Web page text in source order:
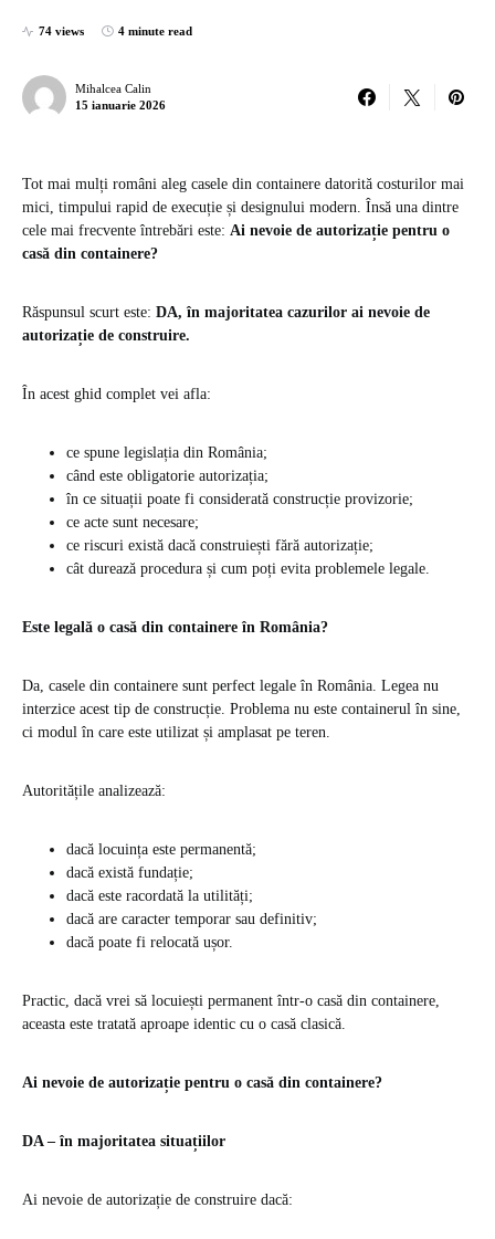
74 views 4 minute read
Mihalcea Calin
15 ianuarie 2026
Tot mai mulți români aleg casele din containere datorită costurilor mai
mici, timpului rapid de execuție și designului modern. Însă una dintre
cele mai frecvente întrebări este: Ai nevoie de autorizație pentru o
casă din containere?
Răspunsul scurt este: DA, în majoritatea cazurilor ai nevoie de
autorizație de construire.
În acest ghid complet vei afla:
ce spune legislația din România;
când este obligatorie autorizația;
în ce situații poate fi considerată construcție provizorie;
ce acte sunt necesare;
ce riscuri există dacă construiești fără autorizație;
cât durează procedura și cum poți evita problemele legale.
Este legală o casă din containere în România?
Da, casele din containere sunt perfect legale în România. Legea nu
interzice acest tip de construcție. Problema nu este containerul în sine,
ci modul în care este utilizat și amplasat pe teren.
Autoritățile analizează:
dacă locuința este permanentă;
dacă există fundație;
dacă este racordată la utilități;
dacă are caracter temporar sau definitiv;
dacă poate fi relocată ușor.
Practic, dacă vrei să locuiești permanent într-o casă din containere,
aceasta este tratată aproape identic cu o casă clasică.
Ai nevoie de autorizație pentru o casă din containere?
DA – în majoritatea situațiilor
Ai nevoie de autorizație de construire dacă: